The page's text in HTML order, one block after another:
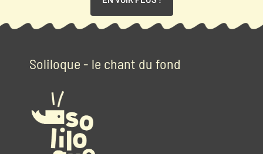
Soliloque - le chant du fond